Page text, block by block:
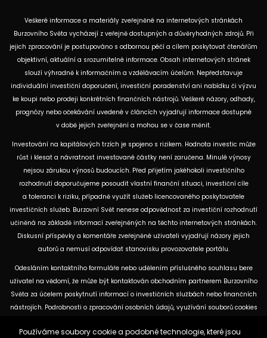
Veškeré informace a materiály zveřejněné na internetových stránkách
Burzovního Světa vycházejí z veřejně dostupných a důvěryhodných zdrojů. Při
jejich zpracování je postupováno s odbornou péčí a cílem poskytovat čtenářům
objektivní, aktuální a srozumitelné informace. Obsah internetových stránek
slouží výhradně k informačním a vzdělávacím účelům. Nepředstavuje
individuální investiční doporučení, investiční poradenství ani nabídku či výzvu
ke koupi nebo prodeji konkrétních finančních nástrojů. Veškeré názory, odhady,
prognózy nebo očekávání uvedené v článcích vyjadřují informace dostupné
v době jejich zveřejnění a mohou se v čase měnit.
Investování na kapitálových trzích je spojeno s rizikem. Hodnota investic může
růst i klesat a návratnost investované částky není zaručena. Minulé výnosy
nejsou zárukou výnosů budoucích. Před přijetím jakéhokoli investičního
rozhodnutí doporučujeme posoudit vlastní finanční situaci, investiční cíle
a toleranci k riziku, případně využít služeb licencovaného poskytovatele
investičních služeb. Burzovní Svět nenese odpovědnost za investiční rozhodnutí
učiněná na základě informací zveřejněných na těchto internetových stránkách.
Diskusní příspěvky a komentáře zveřejněné uživateli vyjadřují názory jejich
autorů a nemusí odpovídat stanovisku provozovatele portálu.
Odesláním kontaktního formuláře nebo udělením příslušného souhlasu bere
uživatel na vědomí, že může být kontaktován obchodním partnerem Burzovního
Světa za účelem poskytnutí informací o investičních službách nebo finančních
nástrojích. Podrobnosti o zpracování osobních údajů, využívání souborů cookies
dostupných na těchto internetových stránkách. U jednotlivých článků mohou
Používáme soubory cookie a podobné technologie, které jsou